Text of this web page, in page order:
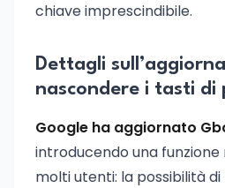
chiave imprescindibile.
Dettagli
nascondere i tasti di
Google ha aggiornato
introducendo una
molti utenti: la possibilità